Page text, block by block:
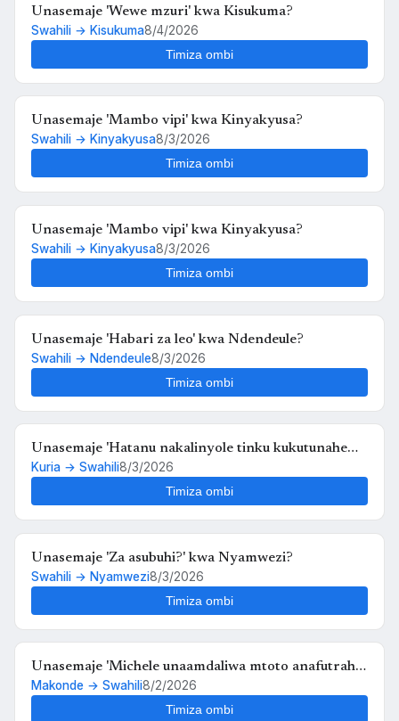
Unasemaje 'Wewe mzuri' kwa Kisukuma?
Swahili → Kisukuma8/4/2026
Timiza ombi
Unasemaje 'Mambo vipi' kwa Kinyakyusa?
Swahili → Kinyakyusa8/3/2026
Timiza ombi
Unasemaje 'Mambo vipi' kwa Kinyakyusa?
Swahili → Kinyakyusa8/3/2026
Timiza ombi
Unasemaje 'Habari za leo' kwa Ndendeule?
Swahili → Ndendeule8/3/2026
Timiza ombi
Unasemaje 'Hatanu nakalinyole tinku kukutunahe
mula uche kunyankya mute' kwa Swahili?
Kuria → Swahili8/3/2026
Timiza ombi
Unasemaje 'Za asubuhi?' kwa Nyamwezi?
Swahili → Nyamwezi8/3/2026
Timiza ombi
Unasemaje 'Michele unaamdaliwa mtoto anafutrahia'
kwa Swahili?
Makonde → Swahili8/2/2026
Timiza ombi